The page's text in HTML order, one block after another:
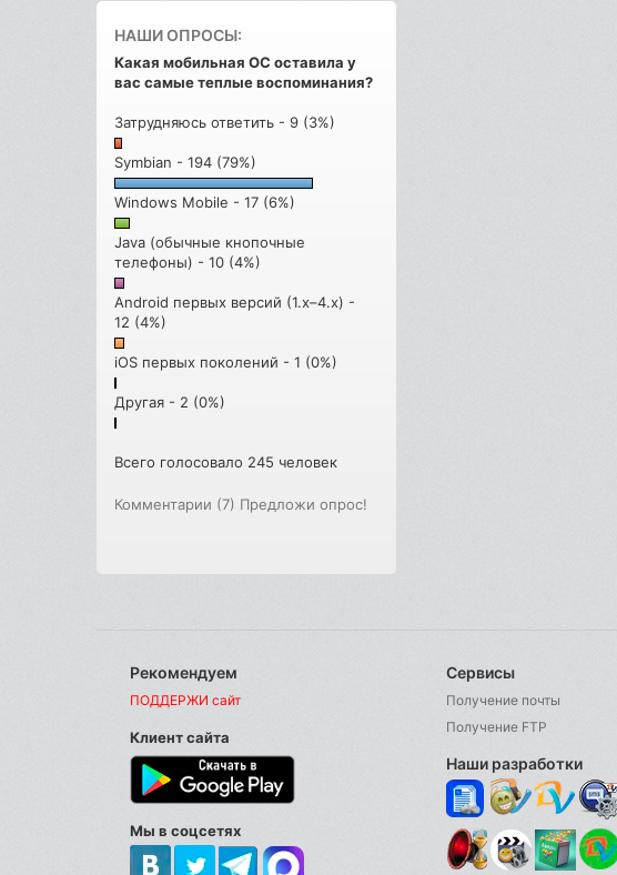
НАШИ ОПРОСЫ:
Какая мобильная ОС оставила у
вас самые теплые воспоминания?
Затрудняюсь ответить - 9 (3%)
Symbian - 194 (79%)
Windows Mobile - 17 (6%)
Java (обычные кнопочные
телефоны) - 10 (4%)
Android первых версий (1.x–4.x) -
12 (4%)
iOS первых поколений - 1 (0%)
Другая - 2 (0%)
Всего голосовало 245 человек
Комментарии (7) Предложи опрос!
Рекомендуем
ПОДДЕРЖИ сайт
Клиент сайта
Мы в соцсетях
Сервисы
Получение почты
Получение FTP
Наши разработки